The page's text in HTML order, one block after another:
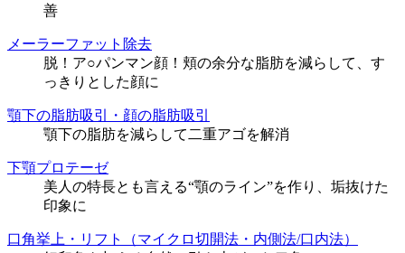
善
メーラーファット除去
脱！ア○パンマン顔！頬の余分な脂肪を減らして、す
っきりとした顔に
顎下の脂肪吸引・顔の脂肪吸引
顎下の脂肪を減らして二重アゴを解消
下顎プロテーゼ
美人の特長とも言える“顎のライン”を作り、垢抜けた
印象に
口角挙上・リフト（マイクロ切開法・内側法/口内法）